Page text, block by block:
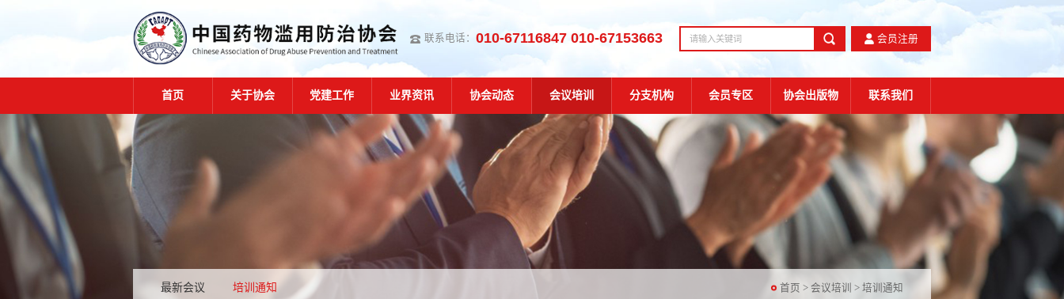
联系电话：010-67116847 010-67153663 会员注册
首页 关于协会 党建工作 业界资讯 协会动态 会议培训 分支机构 会员专区 协会出版物 联系我们
最新会议 培训通知 首页 >会议培训 >培训通知